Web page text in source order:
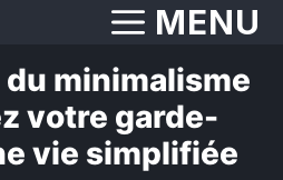
MENU
minimalisme
votre garde-
vie simplifiée